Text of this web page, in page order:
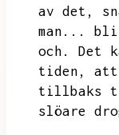
av det,
man...
och.
Det
tiden,
att
tillbaks
slöare